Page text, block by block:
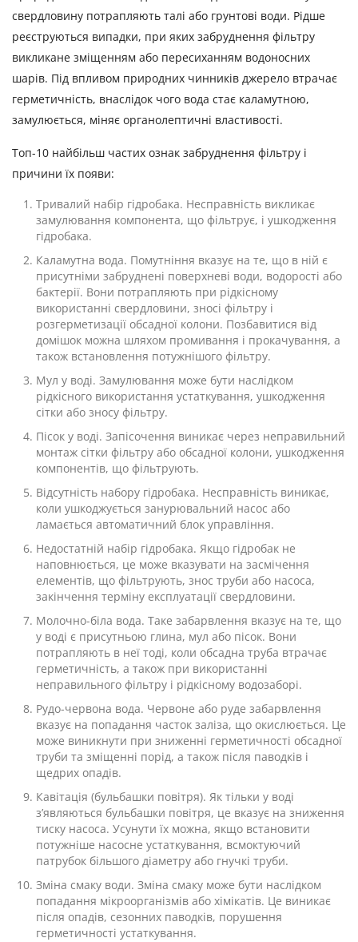
свердловину потрапляють талі або грунтові води. Рідше
реєструються випадки, при яких забруднення фільтру
викликане зміщенням або пересиханням водоносних
шарів. Під впливом природних чинників джерело втрачає
герметичність, внаслідок чого вода стає каламутною,
замулюється, міняє органолептичні властивості.
Топ-10 найбільш частих ознак забруднення фільтру і
причини їх появи:
Тривалий набір гідробака. Несправність викликає
замулювання компонента, що фільтрує, і ушкодження
гідробака.
Каламутна вода. Помутніння вказує на те, що в ній є
присутніми забруднені поверхневі води, водорості або
бактерії. Вони потрапляють при рідкісному
використанні свердловини, зносі фільтру і
розгерметизації обсадної колони. Позбавитися від
домішок можна шляхом промивання і прокачування, а
також встановлення потужнішого фільтру.
Мул у воді. Замулювання може бути наслідком
рідкісного використання устаткування, ушкодження
сітки або зносу фільтру.
Пісок у воді. Запісочення виникає через неправильний
монтаж сітки фільтру або обсадної колони, ушкодження
компонентів, що фільтрують.
Відсутність набору гідробака. Несправність виникає,
коли ушкоджується занурювальний насос або
ламається автоматичний блок управління.
Недостатній набір гідробака. Якщо гідробак не
наповнюється, це може вказувати на засмічення
елементів, що фільтрують, знос труби або насоса,
закінчення терміну експлуатації свердловини.
Молочно-біла вода. Таке забарвлення вказує на те, що
у воді є присутньою глина, мул або пісок. Вони
потрапляють в неї тоді, коли обсадна труба втрачає
герметичність, а також при використанні
неправильного фільтру і рідкісному водозаборі.
Рудо-червона вода. Червоне або руде забарвлення
вказує на попадання часток заліза, що окислюється. Це
може виникнути при зниженні герметичності обсадної
труби та зміщенні порід, а також після паводків і
щедрих опадів.
Кавітація (бульбашки повітря). Як тільки у воді
з’являються бульбашки повітря, це вказує на зниження
тиску насоса. Усунути їх можна, якщо встановити
потужніше насосне устаткування, всмоктуючий
патрубок більшого діаметру або гнучкі труби.
Зміна смаку води. Зміна смаку може бути наслідком
попадання мікроорганізмів або хімікатів. Це виникає
після опадів, сезонних паводків, порушення
герметичності устаткування.